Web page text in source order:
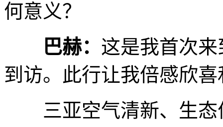
何意义？
巴赫： 这是我首次
到访。此行让我倍感欣
三亚空气清新、生态